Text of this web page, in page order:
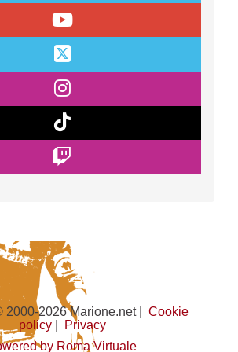
2000-2026 Marione.net | Cookie
policy|
Privacy
by Roma Virtuale